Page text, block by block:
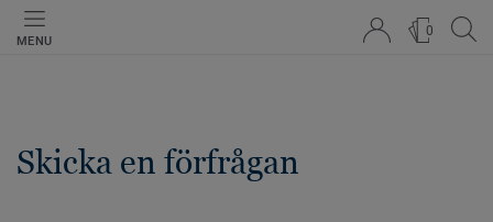
MENU
0
Skicka en förfrågan